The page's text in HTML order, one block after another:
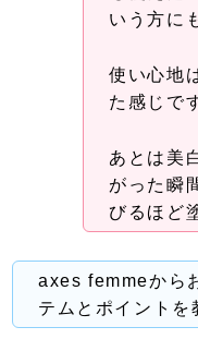
いう方に
使い心地
た感じで
あとは美
がった瞬
びるほど
axes femmeから
テムとポイントを